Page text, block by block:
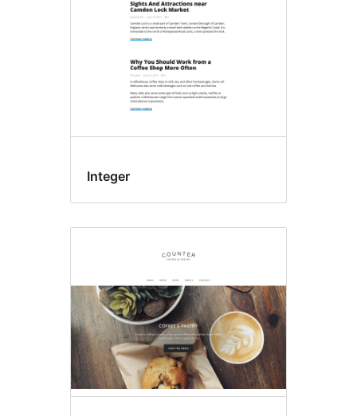
Integer